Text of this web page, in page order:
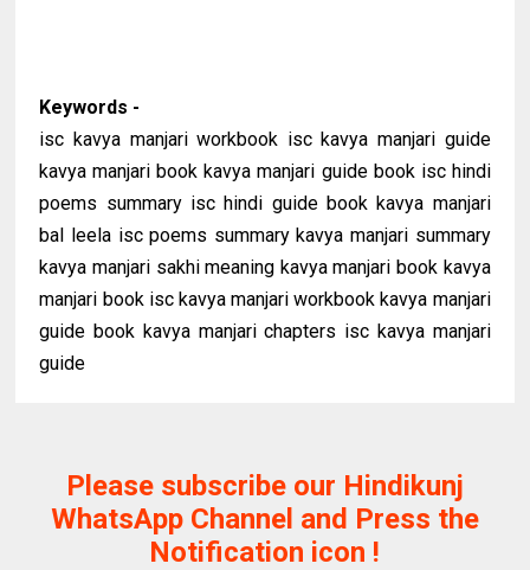
Keywords -
isc kavya manjari workbook isc kavya manjari guide
kavya manjari book kavya manjari guide book isc hindi
poems summary isc hindi guide book kavya manjari
bal leela isc poems summary kavya manjari summary
kavya manjari sakhi meaning kavya manjari book kavya
manjari book isc kavya manjari workbook kavya manjari
guide book kavya manjari chapters isc kavya manjari
guide
Please subscribe our Hindikunj
WhatsApp Channel and Press the
Notification icon !